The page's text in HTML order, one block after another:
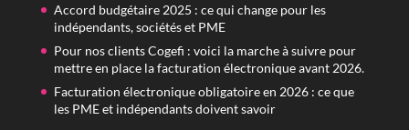
Accord budgétaire 2025 : ce qui change pour les
indépendants, sociétés et PME
Pour nos clients Cogefi : voici la marche à suivre pour
mettre en place la facturation électronique avant 2026.
Facturation électronique obligatoire en 2026 : ce que
les PME et indépendants doivent savoir